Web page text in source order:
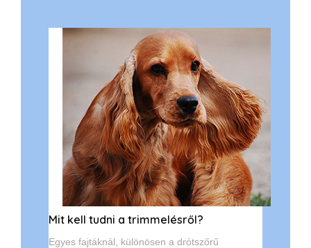
Mit kell tudni a trimmelésről?
Egyes fajtáknál, különösen a drótszőrű